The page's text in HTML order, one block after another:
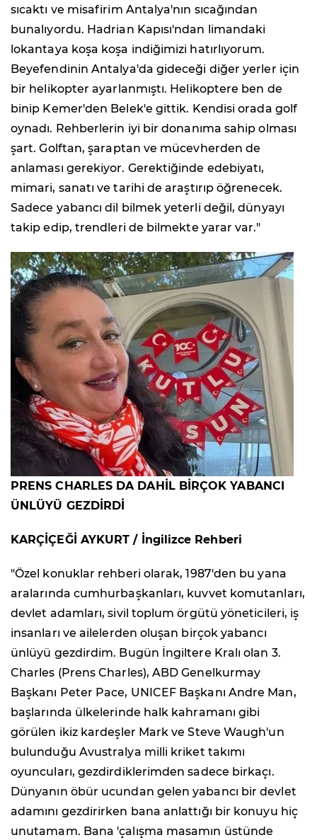
sıcaktı ve misafirim Antalya'nın sıcağından
bunalıyordu. Hadrian Kapısı'ndan limandaki
lokantaya koşa koşa indiğimizi hatırlıyorum.
Beyefendinin Antalya'da gideceği diğer yerler için
bir helikopter ayarlanmıştı. Helikoptere ben de
binip Kemer'den Belek'e gittik. Kendisi orada golf
oynadı. Rehberlerin iyi bir donanıma sahip olması
şart. Golftan, şaraptan ve mücevherden de
anlaması gerekiyor. Gerektiğinde edebiyatı,
mimari, sanatı ve tarihi de araştırıp öğrenecek.
Sadece yabancı dil bilmek yeterli değil, dünyayı
takip edip, trendleri de bilmekte yarar var."
PRENS CHARLES DA DAHİL BİRÇOK YABANCI
ÜNLÜYÜ GEZDİRDİ
KARÇİÇEĞİ AYKURT / İngilizce Rehberi
"Özel konuklar rehberi olarak, 1987'den bu yana
aralarında cumhurbaşkanları, kuvvet komutanları,
devlet adamları, sivil toplum örgütü yöneticileri, iş
insanları ve ailelerden oluşan birçok yabancı
ünlüyü gezdirdim. Bugün İngiltere Kralı olan 3.
Charles (Prens Charles), ABD Genelkurmay
Başkanı Peter Pace, UNICEF Başkanı Andre Man,
başlarında ülkelerinde halk kahramanı gibi
görülen ikiz kardeşler Mark ve Steve Waugh'un
bulunduğu Avustralya milli kriket takımı
oyuncuları, gezdirdiklerimden sadece birkaçı.
Dünyanın öbür ucundan gelen yabancı bir devlet
adamını gezdirirken bana anlattığı bir konuyu hiç
unutamam. Bana 'çalışma masamın üstünde